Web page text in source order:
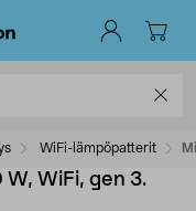
WiFi-lämpöpatterit
WiFi, gen 3.